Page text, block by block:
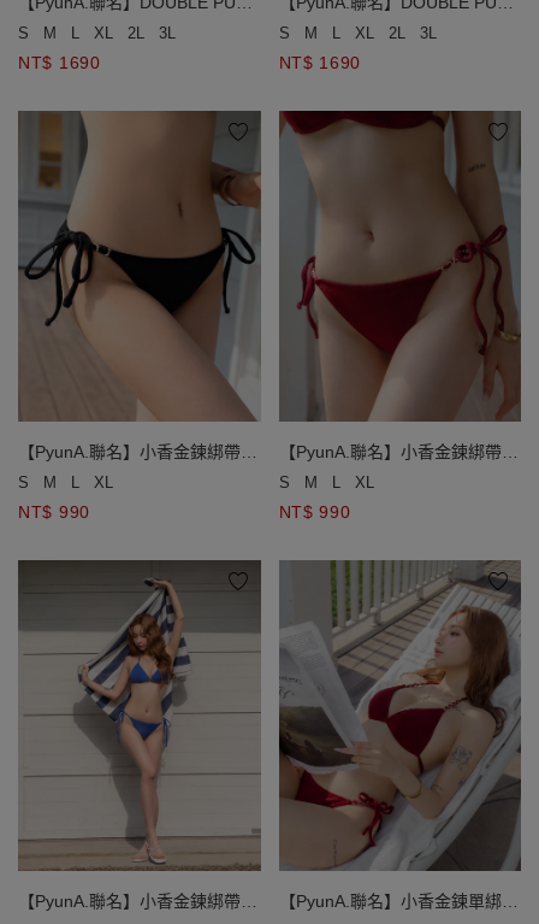
終極美波小香風玫瑰雙綁比基尼
S M L XL 2L 3L
NT$ 1690
終極美波小香風玫瑰雙綁比基尼
S M L XL 2L 3L
NT$ 1690
【PyunA.聯名】小香金鍊綁帶低
腰泳褲
S M L XL
NT$ 990
【PyunA.聯名】小香金鍊綁帶低
腰泳褲
S M L XL
NT$ 990
【PyunA.聯名】小香金鍊綁帶低
【PyunA.聯名】小香金鍊單綁帶